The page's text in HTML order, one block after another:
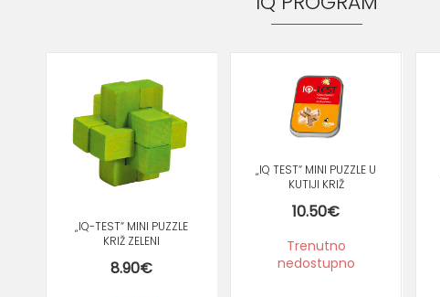
„IQ-TEST“ MINI PUZZLE
KRIŽ ZELENI
8.90€
„IQ TEST“ MINI PUZZLE U
KUTIJI KRIŽ
10.50€
Trenutno
nedostupno